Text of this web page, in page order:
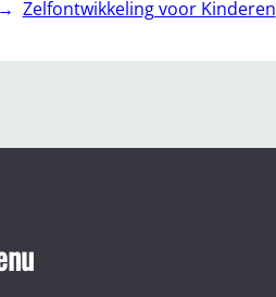
Zelfontwikkeling voor Kinderen